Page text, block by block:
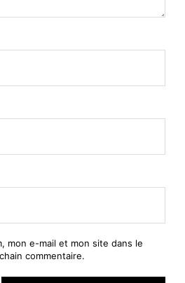
mon e-mail et mon site dans le
commentaire.